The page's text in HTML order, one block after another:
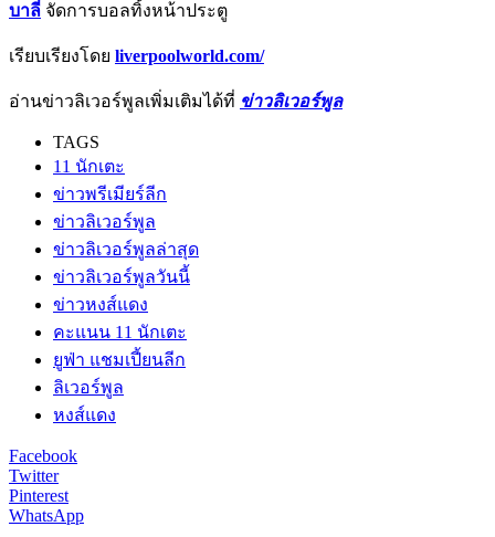
บาลี่ จัดการบอลทิ้งหน้าประตู
เรียบเรียงโดย liverpoolworld.com/
อ่านข่าวลิเวอร์พูลเพิ่มเติมได้ที่ ข่าวลิเวอร์พูล
TAGS
11 นักเตะ
ข่าวพรีเมียร์ลีก
ข่าวลิเวอร์พูล
ข่าวลิเวอร์พูลล่าสุด
ข่าวลิเวอร์พูลวันนี้
ข่าวหงส์แดง
คะแนน 11 นักเตะ
ยูฟ่า แชมเปี้ยนลีก
ลิเวอร์พูล
หงส์แดง
Facebook
Twitter
Pinterest
WhatsApp